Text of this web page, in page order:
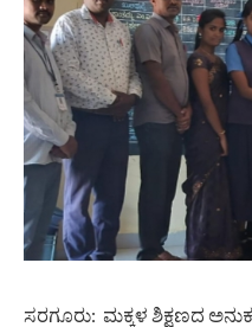
ಸರಗೂರು: ಮಕ್ಕಳ ಶಿಕ್ಷಣದ